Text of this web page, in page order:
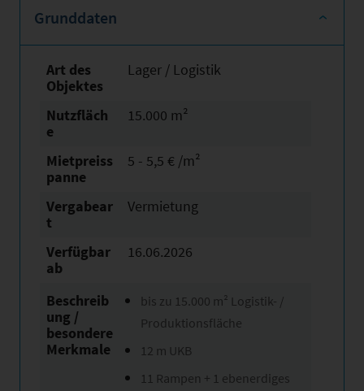
Grunddaten
Art des
Objektes
Lager / Logistik
Nutzfläch
e
15.000 m²
Mietpreiss
panne
5 - 5,5 € /m²
Vergabear
t
Vermietung
Verfügbar
ab
16.06.2026
Beschreib
ung /
besondere
Merkmale
bis zu 15.000 m² Logistik- /
Produktionsfläche
12 m UKB
11 Rampen + 1 ebenerdiges